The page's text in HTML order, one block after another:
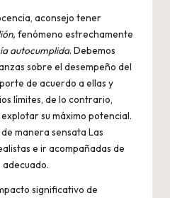
aconsejo tener
fenómeno estrechamente
autocumplida. Debemos
sobre el desempeño del
de acuerdo a ellas y
límites, de lo contrario,
su máximo potencial.
manera sensata Las
e ir acompañadas de
significativo de